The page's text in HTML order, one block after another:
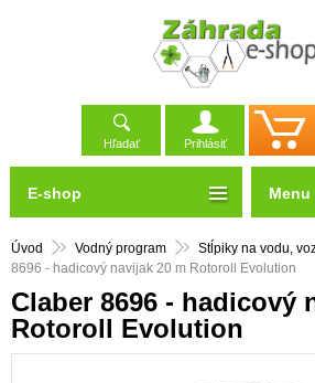
Hľadať Prihlásiť
Úvod Vodný program Stĺpiky na vodu,
8696 - hadicový navijak 20 m Rotoroll Evolution
Claber 8696 - hadicový
Rotoroll Evolution
E-shop Menu